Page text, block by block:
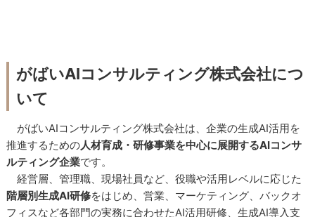
がばいAIコンサルティング株式会社につ
いて
がばいAIコンサルティング株式会社は、企業の生成AI活用を
推進するための人材育成・研修事業を中心に展開するAIコンサ
ルティング企業です。
経営層、管理職、現場社員など、役職や活用レベルに応じた
階層別生成AI研修をはじめ、営業、マーケティング、バックオ
フィスなど各部門の実務に合わせたAI活用研修、生成AI導入支